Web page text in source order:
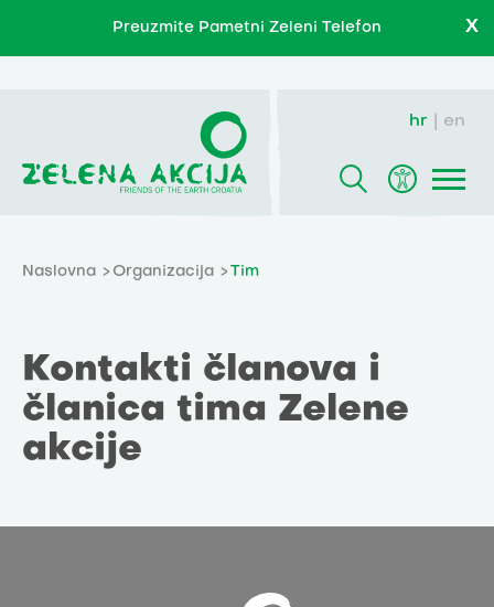
Preuzmite Pametni Zeleni Telefon X
hr en
Naslovna Organizacija Tim
Kontakti članova i
članica tima Zelene
akcije